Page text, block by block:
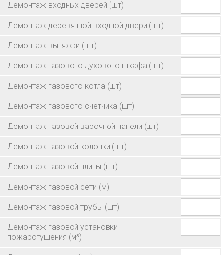
Демонтаж входных дверей (шт)
Демонтаж деревянной входной двери (шт)
Демонтаж вытяжки (шт)
Демонтаж газового духового шкафа (шт)
Демонтаж газового котла (шт)
Демонтаж газового счетчика (шт)
Демонтаж газовой варочной панели (шт)
Демонтаж газовой колонки (шт)
Демонтаж газовой плиты (шт)
Демонтаж газовой сети (м)
Демонтаж газовой трубы (шт)
Демонтаж газовой установки
пожаротушения (м³)